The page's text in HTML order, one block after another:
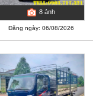
8 ảnh
Đăng ngày: 06/08/2026